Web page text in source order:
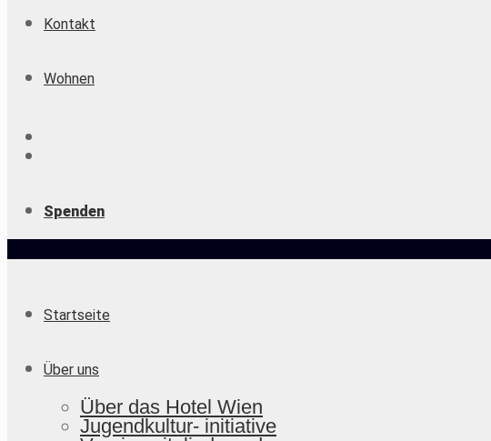
Kontakt
Wohnen
Spenden
Startseite
Über uns
Über das Hotel Wien
Jugendkultur- initiative